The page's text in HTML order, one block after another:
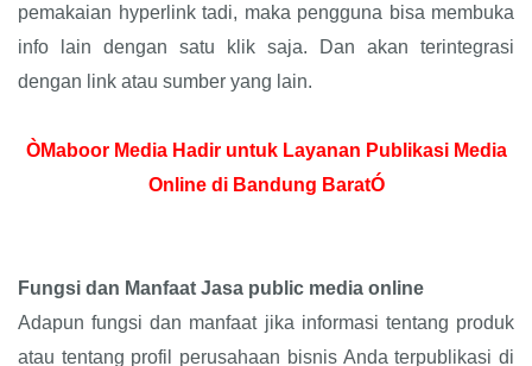
pemakaian hyperlink tadi, maka pengguna bisa membuka
info lain dengan satu klik saja. Dan akan terintegrasi
dengan link atau sumber yang lain.
ÒMaboor Media Hadir untuk Layanan Publikasi Media
Online di Bandung BaratÓ
Fungsi dan Manfaat Jasa public media online
Adapun fungsi dan manfaat jika informasi tentang produk
atau tentang profil perusahaan bisnis Anda terpublikasi di